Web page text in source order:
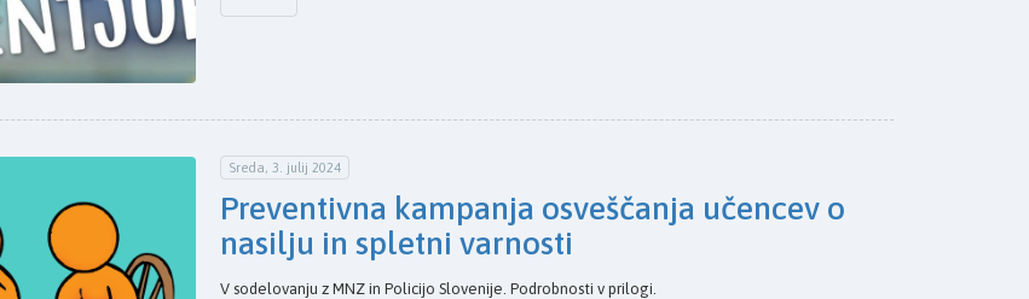
Sreda, 3. julij 2024
Preventivna kampanja osveščanja učencev o
nasilju in spletni varnosti
V sodelovanju z MNZ in Policijo Slovenije. Podrobnosti v prilogi.